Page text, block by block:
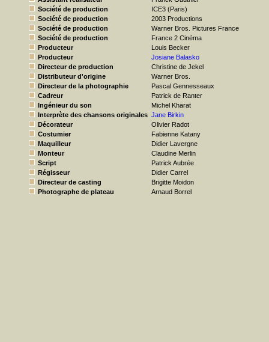
Société de production
ICE3 (Paris)
Société de production
2003 Productions
Société de production
Warner Bros. Pictures France
Société de production
France 2 Cinéma
Producteur
Louis Becker
Producteur
Josiane Balasko
Directeur de production
Christine de Jekel
Distributeur d'origine
Warner Bros.
Directeur de la photographie
Pascal Gennesseaux
Cadreur
Patrick de Ranter
Ingénieur du son
Michel Kharat
Interprète des chansons originales Jane Birkin
Décorateur
Olivier Radot
Costumier
Fabienne Katany
Maquilleur
Didier Lavergne
Monteur
Claudine Merlin
Script
Patrick Aubrée
Régisseur
Didier Carrel
Directeur de casting
Brigitte Moidon
Photographe de plateau
Arnaud Borrel